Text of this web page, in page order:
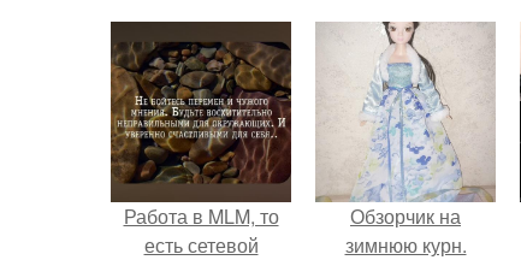
Работа в MLM, то
есть сетевой
Обзорчик на
зимнюю курн.